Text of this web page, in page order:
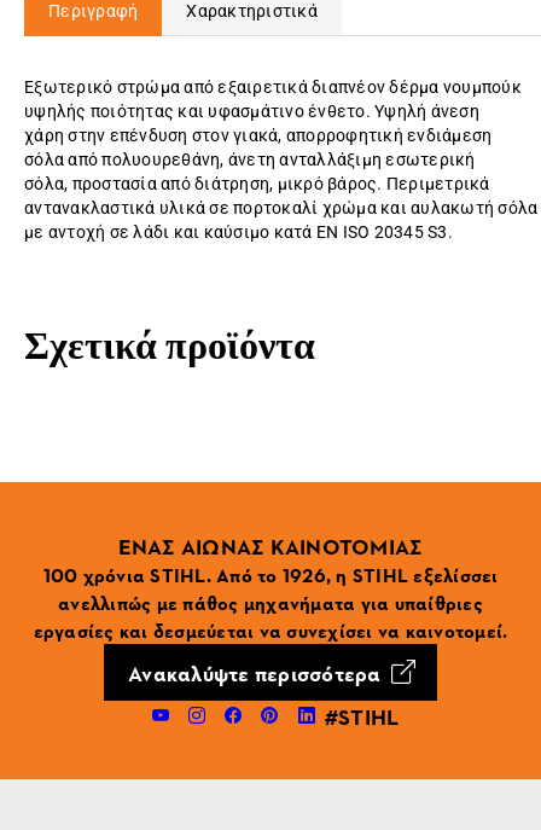
Περιγραφή Χαρακτηριστικά
Εξωτερικό στρώμα από εξαιρετικά διαπνέον δέρμα νουμπούκ
υψηλής ποιότητας και υφασμάτινο ένθετο. Υψηλή άνεση
χάρη στην επένδυση στον γιακά, απορροφητική ενδιάμεση
σόλα από πολυουρεθάνη, άνετη ανταλλάξιμη εσωτερική
σόλα, προστασία από διάτρηση, μικρό βάρος. Περιμετρικά
αντανακλαστικά υλικά σε πορτοκαλί χρώμα και αυλακωτή σόλα
με αντοχή σε λάδι και καύσιμο κατά EN ISO 20345 S3.
Σχετικά προϊόντα
ΕΝΑΣ ΑΙΩΝΑΣ ΚΑΙΝΟΤΟΜΙΑΣ
100 χρόνια STIHL. Από το 1926, η STIHL εξελίσσει
ανελλιπώς με πάθος μηχανήματα για υπαίθριες
εργασίες και δεσμεύεται να συνεχίσει να καινοτομεί.
Ανακαλύψτε περισσότερα
#STIHL